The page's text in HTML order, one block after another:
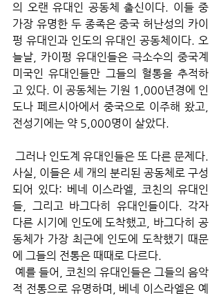
의 오랜 유대인 공동체 출신이다. 이들 중
가장 유명한 두 종족은 중국 허난성의 카이
펑 유대인과 인도의 유대인 공동체이다. 오
늘날, 카이펑 유대인들은 극소수의 중국계
미국인 유대인들만 그들의 혈통을 추적하
고 있다. 이 공동체는 기원 1,000년경에 인
도나 페르시아에서 중국으로 이주해 왔고,
전성기에는 약 5,000명이 살았다.
사실, 이들은 세 개의 분리된 공동체로 구성
되어 있다: 베네 이스라엘, 코친의 유대인
들, 그리고 바그다히 유대인들이다. 각자
다른 시기에 인도에 도착했고, 바그다히 공
동체가 가장 최근에 인도에 도착했기 때문
에 그들의 전통은 때때로 다르다.
적 전통으로 유명하며, 베네 이스라엘은 예